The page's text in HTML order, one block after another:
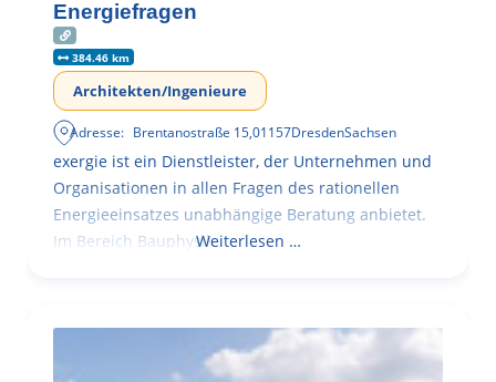
Energiefragen
384.46 km
Architekten/Ingenieure
Adresse: Brentanostraße 15,01157DresdenSachsen
exergie ist ein Dienstleister, der Unternehmen und
Organisationen in allen Fragen des rationellen
Energieeinsatzes unabhängige Beratung anbietet.
Im Bereich BauphysikWeiterlesen …